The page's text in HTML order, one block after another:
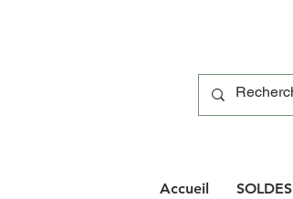
Accueil SOLDES